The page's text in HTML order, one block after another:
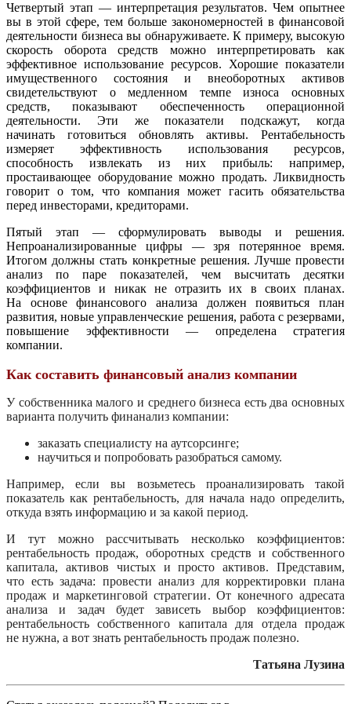
Четвертый этап — интерпретация результатов. Чем опытнее
вы в этой сфере, тем больше закономерностей в финансовой
деятельности бизнеса вы обнаруживаете. К примеру, высокую
скорость оборота средств можно интерпретировать как
эффективное использование ресурсов. Хорошие показатели
имущественного состояния и внеоборотных активов
свидетельствуют о медленном темпе износа основных
средств, показывают обеспеченность операционной
деятельности. Эти же показатели подскажут, когда
начинать готовиться обновлять активы. Рентабельность
измеряет эффективность использования ресурсов,
способность извлекать из них прибыль: например,
простаивающее оборудование можно продать. Ликвидность
говорит о том, что компания может гасить обязательства
перед инвесторами, кредиторами.
Пятый этап — сформулировать выводы и решения.
Непроанализированные цифры — зря потерянное время.
Итогом должны стать конкретные решения. Лучше провести
анализ по паре показателей, чем высчитать десятки
коэффициентов и никак не отразить их в своих планах.
На основе финансового анализа должен появиться план
развития, новые управленческие решения, работа с резервами,
повышение эффективности — определена стратегия
компании.
Как составить финансовый анализ компании
У собственника малого и среднего бизнеса есть два основных
варианта получить финанализ компании:
заказать специалисту на аутсорсинге;
научиться и попробовать разобраться самому.
Например, если вы возьметесь проанализировать такой
показатель как рентабельность, для начала надо определить,
откуда взять информацию и за какой период.
И тут можно рассчитывать несколько коэффициентов:
рентабельность продаж, оборотных средств и собственного
капитала, активов чистых и просто активов. Представим,
что есть задача: провести анализ для корректировки плана
продаж и маркетинговой стратегии. От конечного адресата
анализа и задач будет зависеть выбор коэффициентов:
рентабельность собственного капитала для отдела продаж
не нужна, а вот знать рентабельность продаж полезно.
Татьяна Лузина